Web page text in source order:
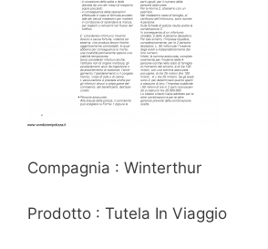
Compagnia : Winterthur
Prodotto : Tutela In Viaggio